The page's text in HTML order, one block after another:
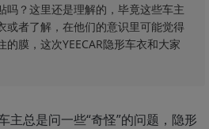
吗？这里还是理解的，毕竟这些车主
或者了解，在他们的意识里可能觉得
膜，这次YEECAR隐形车衣和大家
主总是问一些“奇怪”的问题，隐形